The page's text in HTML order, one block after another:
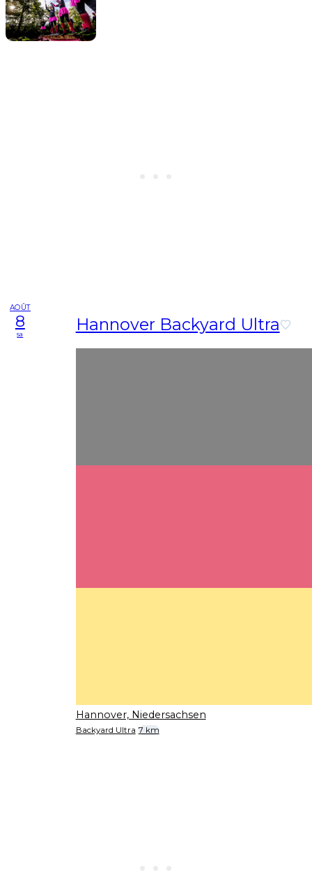
AOÛT
8
sa Hannover Backyard Ultra
Hannover, Niedersachsen
Backyard Ultra 7 km